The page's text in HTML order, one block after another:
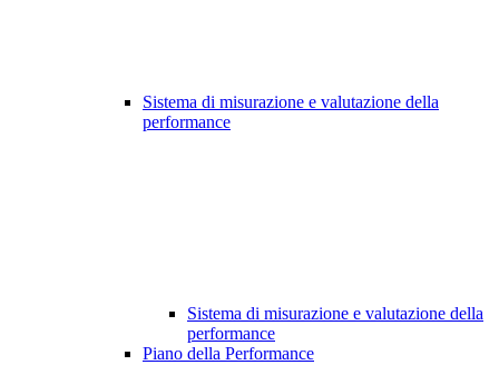
Sistema di misurazione e valutazione della
performance
Sistema di misurazione e valutazione della
performance
Piano della Performance